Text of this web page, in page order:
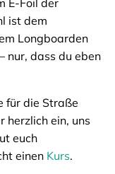
ist dem
Longboarden
nur, dass du eben
für die Straße
herzlich ein, uns
euch
einen Kurs.